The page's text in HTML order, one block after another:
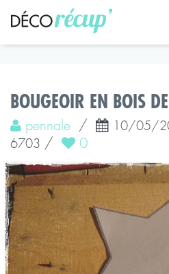
BOUGEOIR EN BOIS
pennale / 10/05/
6703 / 0